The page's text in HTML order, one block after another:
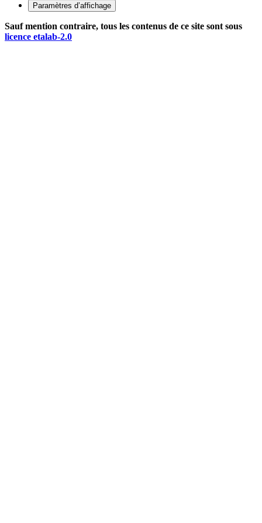
Paramètres d’affichage
Sauf mention contraire, tous les contenus de ce site sont sous
licence etalab-2.0